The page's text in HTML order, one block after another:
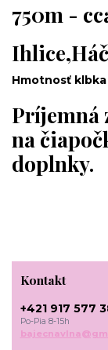
750m -
Hmotnosť
Príjemná
na
doplnky.
Kontakt
+421 917 577
Po-Pia 8-15h